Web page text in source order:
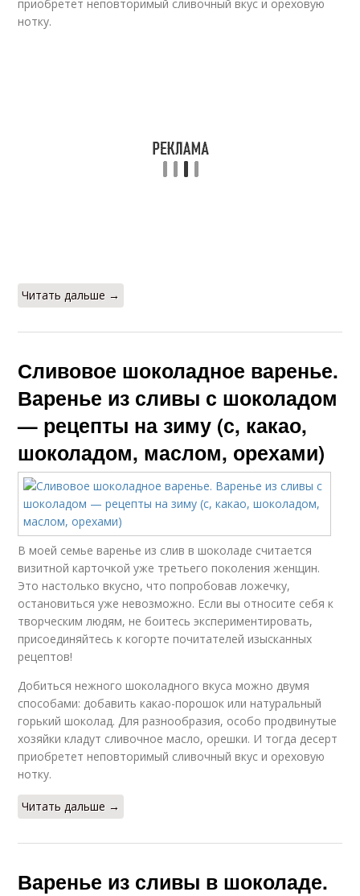
приобретет неповторимый сливочный вкус и ореховую
нотку.
Читать дальше →
Сливовое шоколадное варенье.
Варенье из сливы с шоколадом
— рецепты на зиму (с, какао,
шоколадом, маслом, орехами)
В моей семье варенье из слив в шоколаде считается
визитной карточкой уже третьего поколения женщин.
Это настолько вкусно, что попробовав ложечку,
остановиться уже невозможно. Если вы относите себя к
творческим людям, не боитесь экспериментировать,
присоединяйтесь к когорте почитателей изысканных
рецептов!
Добиться нежного шоколадного вкуса можно двумя
способами: добавить какао-порошок или натуральный
горький шоколад. Для разнообразия, особо продвинутые
хозяйки кладут сливочное масло, орешки. И тогда десерт
приобретет неповторимый сливочный вкус и ореховую
нотку.
Читать дальше →
Варенье из сливы в шоколаде.